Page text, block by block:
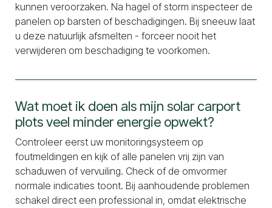
kunnen veroorzaken. Na hagel of storm inspecteer de
panelen op barsten of beschadigingen. Bij sneeuw laat
u deze natuurlijk afsmelten - forceer nooit het
verwijderen om beschadiging te voorkomen.
Wat moet ik doen als mijn solar carport
plots veel minder energie opwekt?
Controleer eerst uw monitoringsysteem op
foutmeldingen en kijk of alle panelen vrij zijn van
schaduwen of vervuiling. Check of de omvormer
normale indicaties toont. Bij aanhoudende problemen
schakel direct een professional in, omdat elektrische